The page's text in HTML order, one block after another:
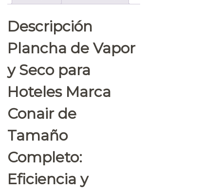
Descripción
Plancha de Vapor
y Seco para
Hoteles Marca
Conair de
Tamaño
Completo:
Eficiencia y